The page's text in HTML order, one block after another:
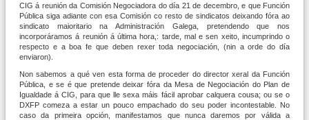
CIG á reunión da Comisión Negociadora do día 21 de decembro, e que Función
Pública siga adiante con esa Comisión co resto de sindicatos deixando fóra ao
sindicato maioritario na Administración Galega, pretendendo que nos
incorporáramos á reunión á última hora,: tarde, mal e sen xeito, incumprindo o
respecto e a boa fe que deben rexer toda negociación, (nin a orde do día
enviaron).
Non sabemos a qué ven esta forma de proceder do director xeral da Función
Pública, e se é que pretende deixar fóra da Mesa de Negociación do Plan de
Igualdade á CIG, para que lle sexa máis fácil aprobar calquera cousa; ou se o
DXFP comeza a estar un pouco empachado do seu poder incontestable. No
caso da primeira opción, manifestamos que nunca daremos por válida a